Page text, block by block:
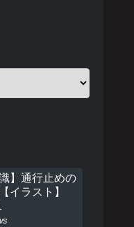
】通行止めの
イラスト】